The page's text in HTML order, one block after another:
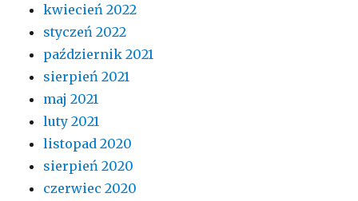
kwiecień 2022
styczeń 2022
październik 2021
sierpień 2021
maj 2021
luty 2021
listopad 2020
sierpień 2020
czerwiec 2020